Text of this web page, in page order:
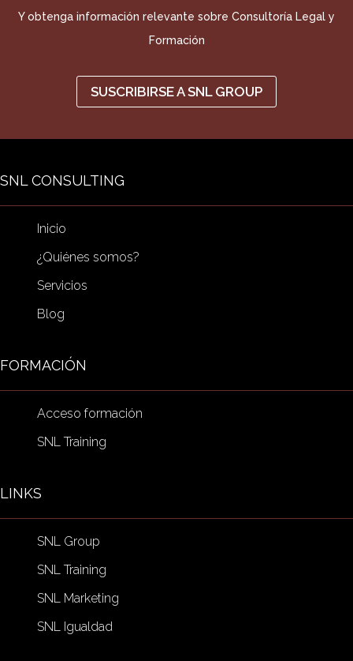
Y obtenga información relevante sobre Consultoría Legal y
Formación
SUSCRIBIRSE A SNL GROUP
SNL CONSULTING
Inicio
¿Quiénes somos?
Servicios
Blog
FORMACIÓN
Acceso formación
SNL Training
LINKS
SNL Group
SNL Training
SNL Marketing
SNL Igualdad